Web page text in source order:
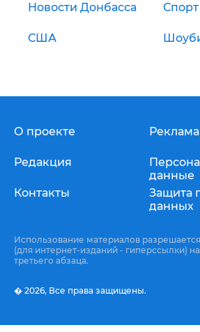
Новости Донбасса Спорт
США
О проекте
Редакция
Контакты
Реклама
данные
Защита
данных
Использование материалов
(для интернет-изданий - гиперссылки)
третьего абзаца.
� 2026, Все права защищены.